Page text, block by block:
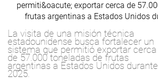
La visita de una misión técnica
estadounidense busca fortalecer un
sistema que permitió exportar cerca
de 57.000 toneladas de frutas
argentinas a Estados Unidos durante
2025.